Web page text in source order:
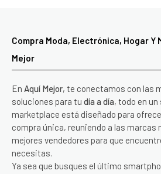
Compra Moda, Electrónica, Hogar Y
Mejor
En Aquí Mejor, te conectamos con las
soluciones para tu día a día, todo en un
marketplace está diseñado para
compra única, reuniendo a las marcas
mejores vendedores para que
necesitas.
Ya sea que busques el último